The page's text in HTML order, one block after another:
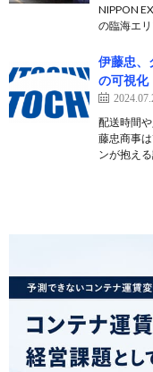
NIPPON
の臨海エ
伊藤忠、
の可視化
配送時間
藤忠商事
ンが抱え